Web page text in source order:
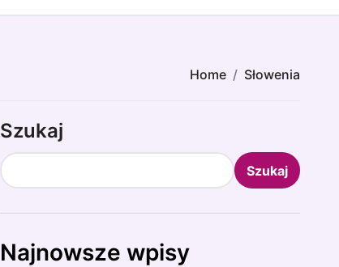
Home Słowenia
Szukaj
Szukaj
Najnowsze wpisy